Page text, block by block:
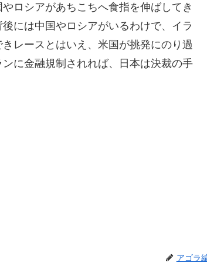
ロシアがあちこちへ食指を伸ばしてき
には中国やロシアがいるわけで、イラ
レースとはいえ、米国が挑発にのり過
に金融規制されれば、日本は決裁の手
アゴラ